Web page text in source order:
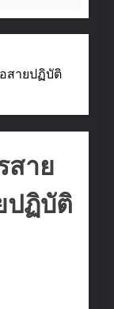
สายปฏิบัติ
สาย
ปฏิบัติ